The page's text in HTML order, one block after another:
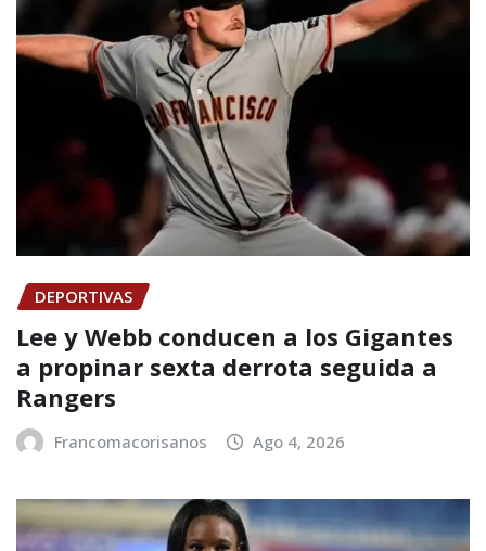
DEPORTIVAS
Lee y Webb conducen a los Gigantes
a propinar sexta derrota seguida a
Rangers
Francomacorisanos Ago 4, 2026